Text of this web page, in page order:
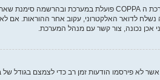
לדואר האלקטרוני, עקוב אחר ההוראות. אם
אכן נכונה, צור קשר עם מנהל המערכת.
פירסמו הודעות זמן רב כדי לצמצם בגודל של